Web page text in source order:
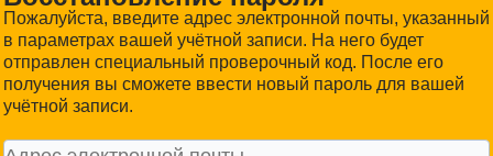
Пожалуйста, введите адрес электронной почты, указанный
в параметрах вашей учётной записи. На него будет
отправлен специальный проверочный код. После его
получения вы сможете ввести новый пароль для вашей
учётной записи.